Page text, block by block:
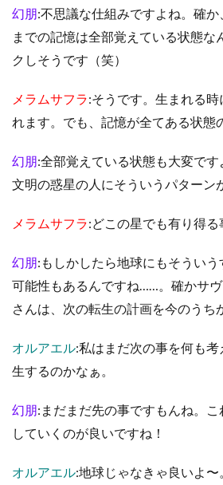
幻朋:不思議な仕組みですよね。確
までの記憶は全部覚えている状態な
クしそうです（笑）
メラムサフラ:そうです。生まれる
れます。でも、記憶が全てある状態
幻朋:全部覚えている状態も大変で
文明の惑星の人にそういうパターン
メラムサフラ:どこの星でも有り得る
幻朋:もしかしたら地球にもそうい
可能性もあるんですね……。確かサ
さんは、次の転生の計画を今のうち
オルアエル:私はまだ次の事を何も
生するのかなぁ。
幻朋:まだまだ先の事ですもんね。
していくのが良いですね！
オルアエル:地球じゃなきゃ良いよ〜